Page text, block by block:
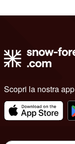
Scopri la nostra app